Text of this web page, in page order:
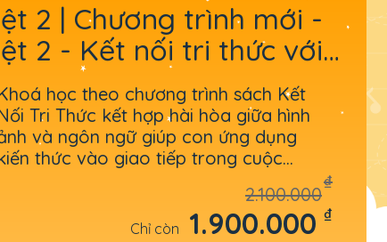
2 | Chương trình mới -
2 - Kết nối tri thức với
học theo chương trình sách Kết
Tri Thức kết hợp hài hòa giữa hình
và ngôn ngữ giúp con ứng dụng
thức vào giao tiếp trong cuộc
2.100.000
₫
Chỉ còn 1.900.000 ₫